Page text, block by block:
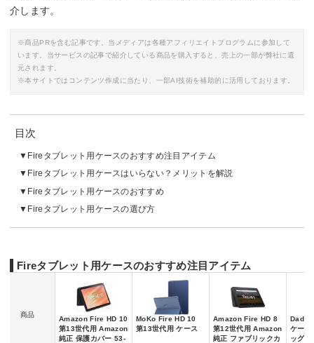
介します。
※商品PRを含む記事です。当メディアは各種アフィリエイトプログラムに参加して
います。当サービスの記事で紹介している商品を購入すると、売上の一部が弊社に還
元されます。
※本サイトではコンテンツ作成に当たり、一部AI技術を補助的に活用しております。
目次
Fireタブレット用ケースのおすすめ注目アイテム
Fireタブレット用ケースはいらない？メリットを解説
Fireタブレット用ケースのおすすめ
Fireタブレット用ケースの選び方
Fireタブレット用ケースのおすすめ注目アイテム
商品
Amazon Fire HD 10
第13世代用 Amazon
純正 保護カバー 53-
MoKo Fire HD 10
第13世代用 ケース
Amazon Fire HD 8
第12世代用 Amazon
純正 ファブリックカ
ケース
ッグ